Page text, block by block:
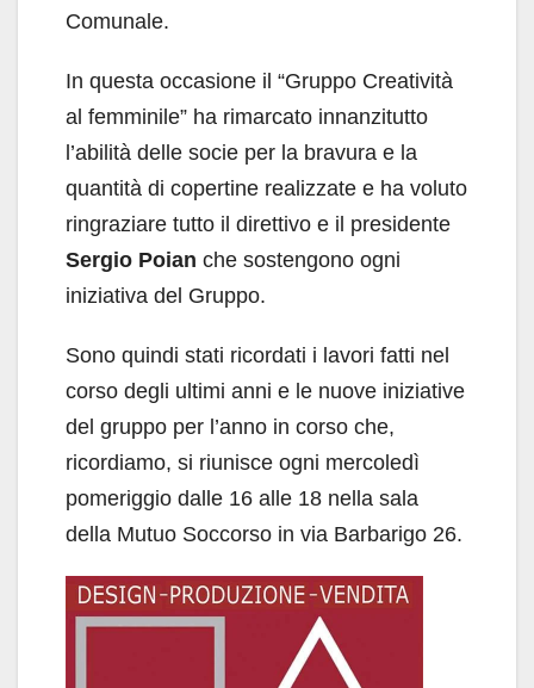
Comunale.
In questa occasione il “Gruppo Creatività
al femminile” ha rimarcato innanzitutto
l’abilità delle socie per la bravura e la
quantità di copertine realizzate e ha voluto
ringraziare tutto il direttivo e il presidente
Sergio Poian che sostengono ogni
iniziativa del Gruppo.
Sono quindi stati ricordati i lavori fatti nel
corso degli ultimi anni e le nuove iniziative
del gruppo per l’anno in corso che,
ricordiamo, si riunisce ogni mercoledì
pomeriggio dalle 16 alle 18 nella sala
della Mutuo Soccorso in via Barbarigo 26.